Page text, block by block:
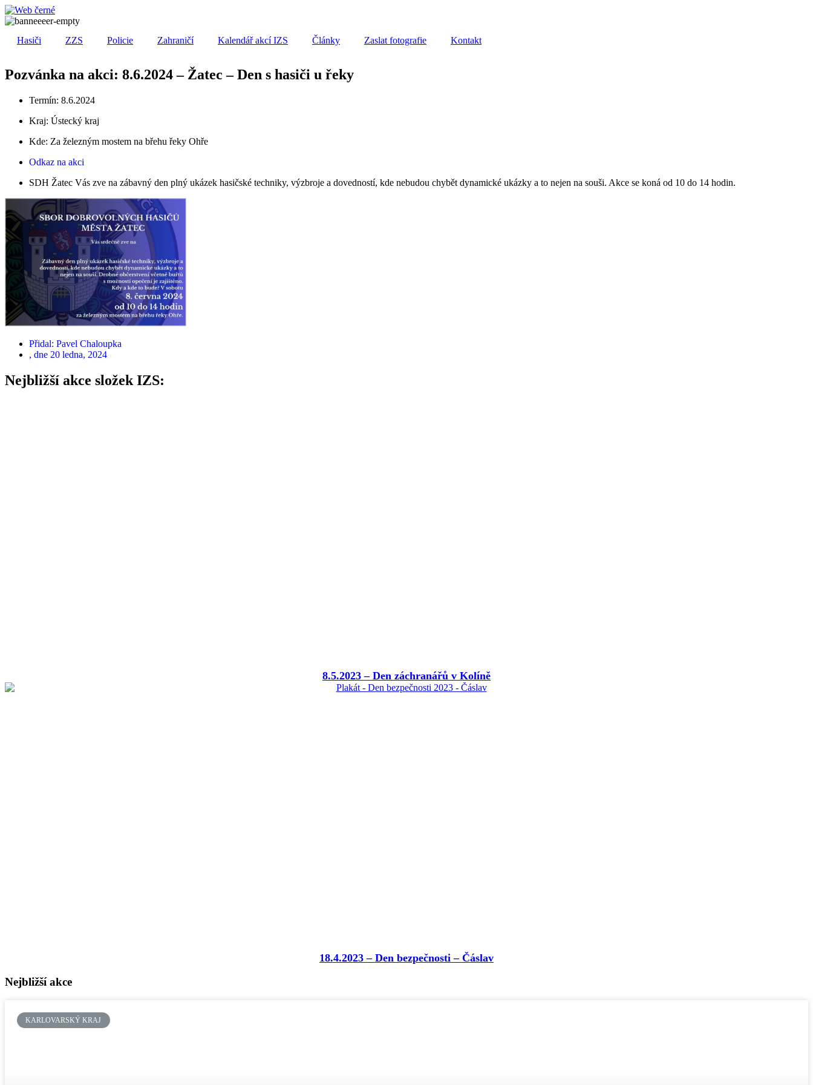
Přejít
k
Hasiči
ZZS Policie Zahraničí Kalendář akcí IZS Články Zaslat fotografie Kontakt
Pozvánka na akci: 8.6.2024 – Žatec – Den s hasiči u řeky
Termín: 8.6.2024
Kraj: Ústecký kraj
Kde: Za železným mostem na břehu řeky Ohře
Odkaz na akci
SDH Žatec Vás zve na zábavný den plný ukázek hasičské techniky, výzbroje a dovedností, kde nebudou chybět dynamické ukázky a to nejen na souši. Akce se koná od 10 do 14 hodin.
Přidal: Pavel Chaloupka
, dne 20 ledna, 2024
Nejbližší akce složek IZS:
8.5.2023 – Den záchranářů v Kolíně
18.4.2023 – Den bezpečnosti – Čáslav
Nejbližší akce
KARLOVARSKÝ KRAJ